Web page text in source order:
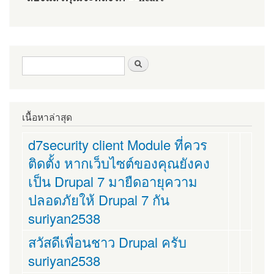
ฟอร์มค้นหา
เนื้อหาล่าสุด
d7security client Module ที่ควร
ติดตั้ง หากเว็บไซต์ของคุณยังคง
เป็น Drupal 7 มายืดอายุความ
ปลอดภัยให้ Drupal 7 กัน
suriyan2538
สวัสดีเพื่อนชาว Drupal ครับ
suriyan2538